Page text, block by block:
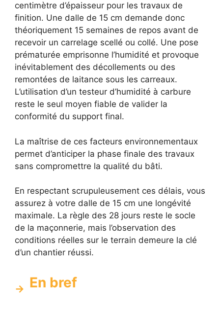
centimètre d’épaisseur pour les travaux de
finition. Une dalle de 15 cm demande donc
théoriquement 15 semaines de repos avant de
recevoir un carrelage scellé ou collé. Une pose
prématurée emprisonne l’humidité et provoque
inévitablement des décollements ou des
remontées de laitance sous les carreaux.
L’utilisation d’un testeur d’humidité à carbure
reste le seul moyen fiable de valider la
conformité du support final.
La maîtrise de ces facteurs environnementaux
permet d’anticiper la phase finale des travaux
sans compromettre la qualité du bâti.
En respectant scrupuleusement ces délais, vous
assurez à votre dalle de 15 cm une longévité
maximale. La règle des 28 jours reste le socle
de la maçonnerie, mais l’observation des
conditions réelles sur le terrain demeure la clé
d’un chantier réussi.
En bref